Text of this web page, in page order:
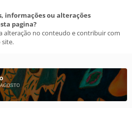
informações ou alterações
pagina?
alteração no conteudo e contribuir com
site.